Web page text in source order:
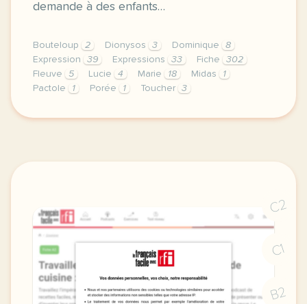
demande à des enfants…
Bouteloup 2 Dionysos 3 Dominique
8
Expression
39 Expressions 33 Fiche
302
Fleuve
5 Lucie 4 Marie 18 Midas
1
Pactole
1 Porée 1 Toucher 3
fiche b2 toucher le pactole expliquer une
C2
C1
B2